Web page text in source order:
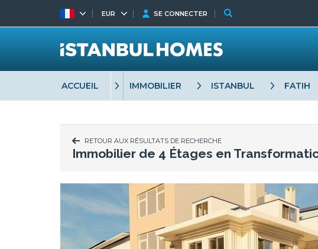
ACCUEIL IMMOBILIER ISTANBUL FATIH
RETOUR AUX RÉSULTATS DE RECHERCHE
Immobilier de 4 Étages en
EUR SE CONNECTER